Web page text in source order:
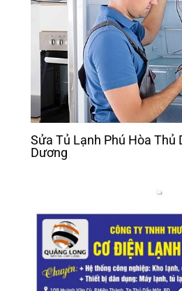
Sửa Tủ Lạnh Phú Hòa Thủ
Dương